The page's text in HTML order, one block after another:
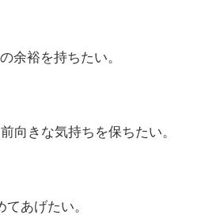
余裕を持ちたい。
向きな気持ちを保ちたい。
あげたい。